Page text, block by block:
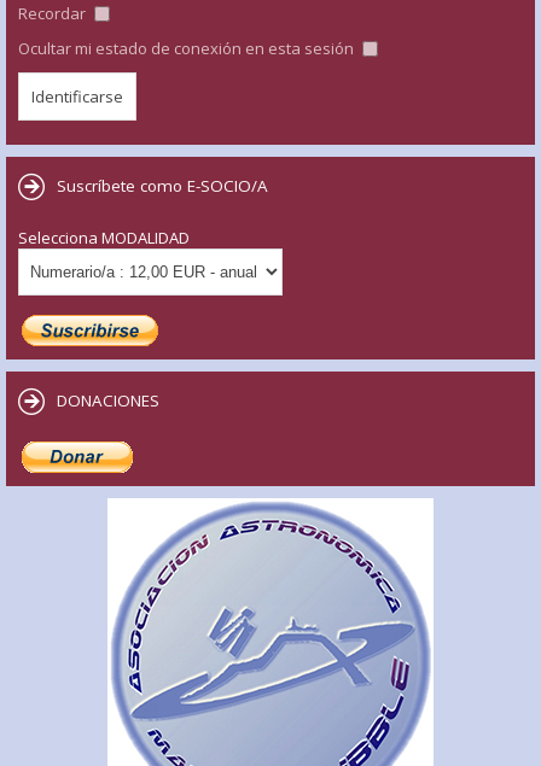
Recordar
Ocultar mi estado de conexión en esta sesión
Suscríbete como E-SOCIO/A
Selecciona MODALIDAD
DONACIONES